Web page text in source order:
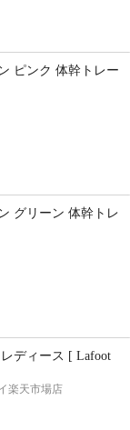
ピンク 体幹トレー
グリーン 体幹トレ
ディース [ Lafoot
楽天市場店